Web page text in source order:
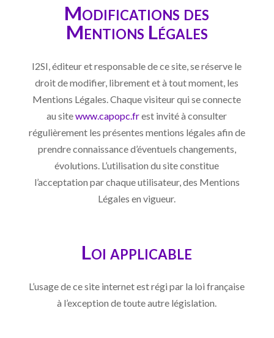
Modifications des
Mentions Légales
I2SI, éditeur et responsable de ce site, se réserve le
droit de modifier, librement et à tout moment, les
Mentions Légales. Chaque visiteur qui se connecte
au sitewww.capopc.frest invité à consulter
régulièrement les présentes mentions légales afin de
prendre connaissance d’éventuels changements,
évolutions. L’utilisation du site constitue
l’acceptation par chaque utilisateur, des Mentions
Légales en vigueur.
Loi applicable
L’usage de ce site internet est régi par la loi française
à l’exception de toute autre législation.